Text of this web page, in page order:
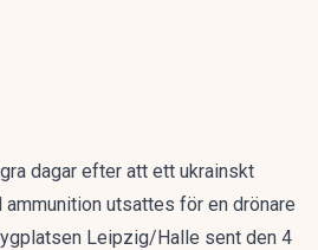
dagar efter att ett ukrainskt
utsattes för en drönare
Leipzig/Halle sent den 4